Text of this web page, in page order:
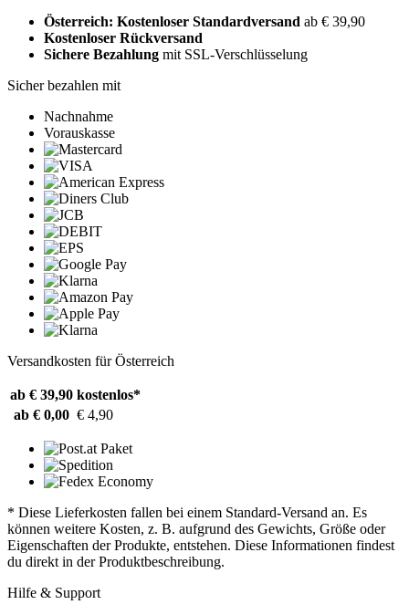
Österreich: Kostenloser Standardversand ab € 39,90
Kostenloser Rückversand
Sichere Bezahlung mit SSL-Verschlüsselung
Sicher bezahlen mit
Nachnahme
Vorauskasse
Versandkosten für Österreich
ab € 39,90 kostenlos*
ab € 0,00 € 4,90
* Diese Lieferkosten fallen bei einem Standard-Versand an. Es
können weitere Kosten, z. B. aufgrund des Gewichts, Größe oder
Eigenschaften der Produkte, entstehen. Diese Informationen findest
du direkt in der Produktbeschreibung.
Hilfe & Support